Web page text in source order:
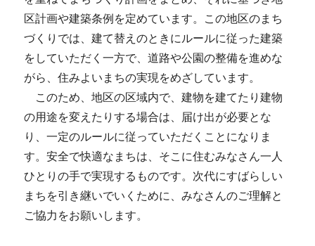
区計画や建築条例を定めています。この地区のまち
づくりでは、建て替えのときにルールに従った建築
をしていただく一方で、道路や公園の整備を進めな
がら、住みよいまちの実現をめざしています。
このため、地区の区域内で、建物を建てたり建物
の用途を変えたりする場合は、届け出が必要とな
り、一定のルールに従っていただくことになりま
す。安全で快適なまちは、そこに住むみなさん一人
ひとりの手で実現するものです。次代にすばらしい
まちを引き継いでいくために、みなさんのご理解と
ご協力をお願いします。